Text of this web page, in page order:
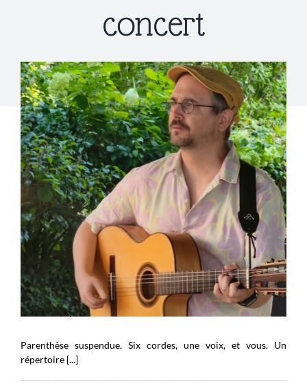
concert
Âme 8 – septembre
Parenthèse suspendue. Six cordes, une voix, et vous. Un
répertoire [...]